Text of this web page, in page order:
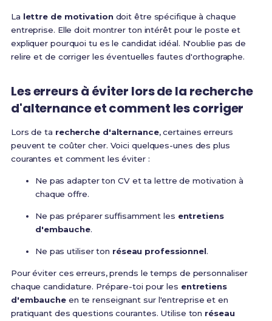
La lettre de motivationdoit être spécifique à chaque
entreprise. Elle doit montrer ton intérêt pour le poste et
expliquer pourquoi tu es le candidat idéal. N'oublie pas de
relire et de corriger les éventuelles fautes d'orthographe.
Leserreurs à éviter lors de la recherche
d'alternanceet comment les corriger
Lors de ta recherche d'alternance, certaines erreurs
peuvent te coûter cher. Voici quelques-unes des plus
courantes et comment les éviter :
Ne pas adapter ton CV et ta lettre de motivation à
chaque offre.
Ne pas préparer suffisamment les entretiens
d'embauche.
Ne pas utiliser ton réseau professionnel.
Pour éviter ces erreurs, prends le temps de personnaliser
chaque candidature. Prépare-toi pour les entretiens
d'embaucheen te renseignant sur l'entreprise et en
pratiquant des questions courantes. Utilise ton réseau